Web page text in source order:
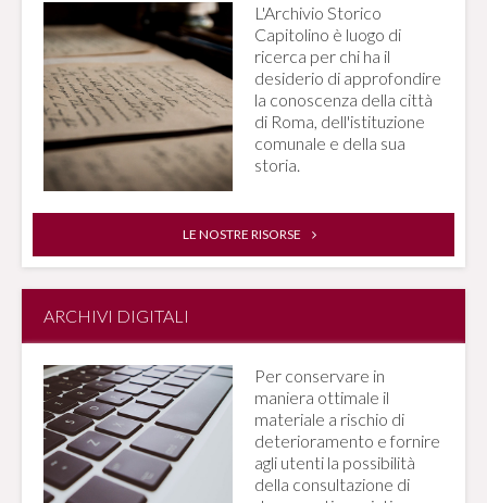
L'Archivio Storico
Capitolino è luogo di
ricerca per chi ha il
desiderio di approfondire
la conoscenza della città
di Roma, dell'istituzione
comunale e della sua
storia.
LE NOSTRE RISORSE
ARCHIVI DIGITALI
Per conservare in
maniera ottimale il
materiale a rischio di
deterioramento e fornire
agli utenti la possibilità
della consultazione di